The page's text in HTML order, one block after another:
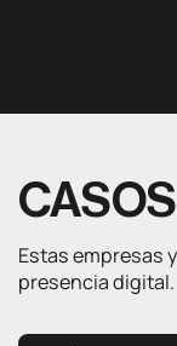
Estas empresas
presencia digital.